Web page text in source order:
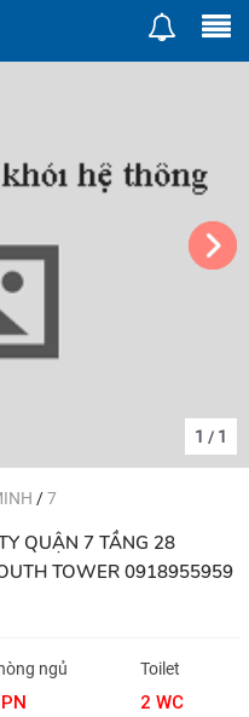
1 / 1
/7
TOWER 0918955959
ngủ Toilet
2 WC